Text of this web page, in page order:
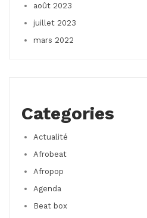
août 2023
juillet 2023
mars 2022
Categories
Actualité
Afrobeat
Afropop
Agenda
Beat box